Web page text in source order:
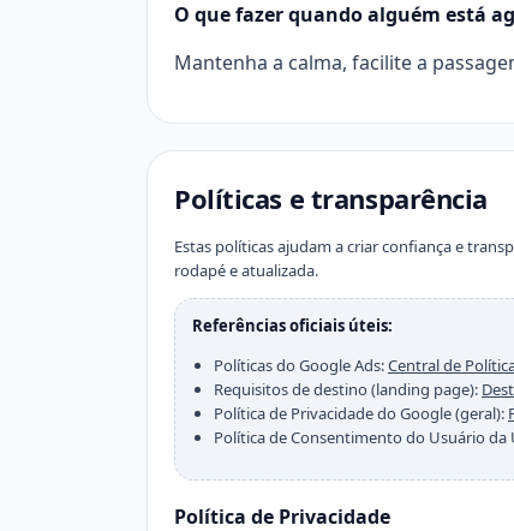
O que fazer quando alguém está
Mantenha a calma, facilite a
Políticas e transparência
Estas políticas ajudam a criar confiança e
rodapé e atualizada.
Referências oficiais úteis:
Políticas do Google Ads:Central de
Requisitos de destino (landing page):
Política de Privacidade do Google (geral):
Política de Consentimento do Usuário da
Política de Privacidade